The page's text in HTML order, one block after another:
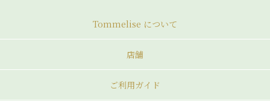
Tommelise について
店舗
ご利用ガイド